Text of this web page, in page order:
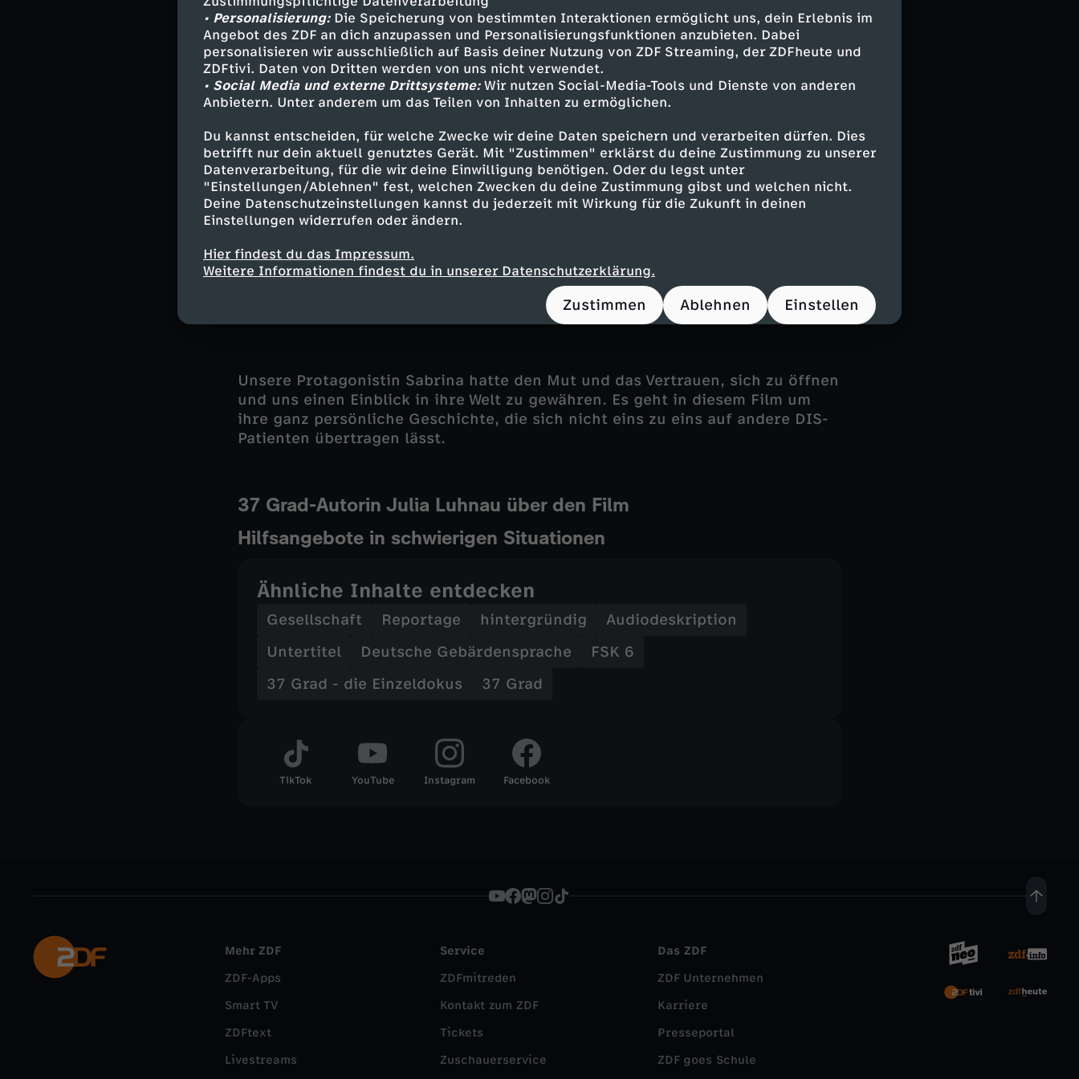
• Personalisierung:Die Speicherung von bestimmten Interaktionen ermöglicht uns, dein Erlebnis im
Angebot des ZDF an dich anzupassen und Personalisierungsfunktionen anzubieten. Dabei
personalisieren wir ausschließlich auf Basis deiner Nutzung von ZDF Streaming, der ZDFheute und
ZDFtivi. Daten von Dritten werden von uns nicht verwendet.
• Social Media und externe Drittsysteme:Wir nutzen Social-Media-Tools und Dienste von anderen
Anbietern. Unter anderem um das Teilen von Inhalten zu ermöglichen.
Du kannst entscheiden, für welche Zwecke wir deine Daten speichern und verarbeiten dürfen. Dies
betrifft nur dein aktuell genutztes Gerät. Mit "Zustimmen" erklärst du deine Zustimmung zu unserer
Datenverarbeitung, für die wir deine Einwilligung benötigen. Oder du legst unter
"Einstellungen/Ablehnen" fest, welchen Zwecken du deine Zustimmung gibst und welchen nicht.
Deine Datenschutzeinstellungen kannst du jederzeit mit Wirkung für die Zukunft in deinen
Einstellungen widerrufen oder ändern.
Hier findest du das Impressum.
Weitere Informationen findest du in unserer Datenschutzerklärung.
Zustimmen Ablehnen Einstellen
Bundesgesundheitsministerium im Laufe seines Lebens an einer psychischen
Erkrankung. Eine davon ist die "Dissoziative Identitätsstörung". Verschiedene
Studien gehen für diese Erkrankung von einer Prävalenz von 0,5 bis 1 Prozent
in der Gesamtbevölkerung aus. Damit tritt sie ähnlich häufig auf wie
Schizophrenie.
beschäftigt sich seit 1989 mit dem Krankheitsbild: "Auslöser sind meist
schwere, traumatische Erfahrungen in der Kindheit. Um Unerträgliches
erträglich zu machen, werden diese Erlebnisse abgespalten. Ein wichtiger
Schutzmechanismus, um zu überleben, der sich bei wiederholter
Traumatisierung jedoch verfestigen kann. So entstehen eigenständige
"37°" geht der Frage nach, wie es sich anfühlt, zu zwölft in einem Körper zu
sein. Und ob es "zu zwölft" überhaupt möglich ist, dauerhaft Freundschaften
Unsere Protagonistin Sabrina hatte den Mut und das Vertrauen, sich zu öffnen
und uns einen Einblick in ihre Welt zu gewähren. Es geht in diesem Film um
ihre ganz persönliche Geschichte, die sich nicht eins zu eins auf andere DIS-
Patienten übertragen lässt.
37 Grad-Autorin Julia Luhnau über den Film
Hilfsangebote in schwierigen Situationen
Ähnliche Inhalte entdecken
Gesellschaft Reportage hintergründig
Audiodeskription
Untertitel
Deutsche Gebärdensprache
FSK 6
37 Grad - die Einzeldokus
37 Grad
TikTok YouTube Instagram Facebook
Mehr ZDF
ZDF-Apps
Smart TV
ZDFtext
Livestreams
Service
ZDFmitreden
Kontakt zum ZDF
Tickets
Zuschauerservice
Das ZDF
ZDF Unternehmen
Karriere
Presseportal
ZDF goes Schule